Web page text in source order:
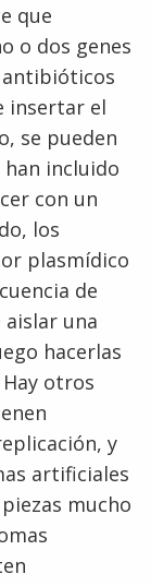
que
o dos genes
antibióticos
insertar el
se pueden
incluido
con un
los
plasmídico
de
aislar una
hacerlas
otros
y
artificiales
mucho